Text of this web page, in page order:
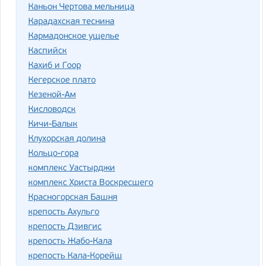
Каньон Чертова мельница
Карадахская теснина
Кармадонское ущелье
Каспийск
Кахиб и Гоор
Кегерское плато
Кезеной-Ам
Кисловодск
Кичи-Балык
Клухорская долина
Кольцо-гора
комплекс Уастырджи
комплекс Христа Воскресшего
Красногорская Башня
крепость Ахульго
крепость Дзивгис
крепость Жабо-Кала
крепость Кала-Корейш